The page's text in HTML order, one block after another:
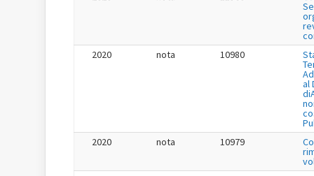
2020
nota 10980
al
2020
nota 10979